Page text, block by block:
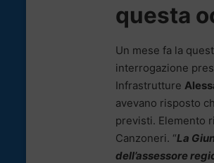
questa
Un mese fa la
interrogazione
Infrastrutture
avevano risposto
previsti. Elemento
Canzoneri. “La
dell’assessore